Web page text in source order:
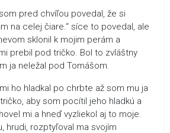
pred chvíľou povedal, že si
na celej čiare.“ síce to povedal, ale
sklonil k mojim perám a
prebil pod tričko. Bol to zvláštny
ja neležal pod Tomášom.
ho hladkal po chrbte až som mu ja
aby som pocítil jeho hladkú a
mi a hneď vyzliekol aj to moje.
hrudi, rozptyľoval ma svojím